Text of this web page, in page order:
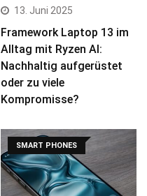
13. Juni 2025
Framework Laptop 13 im
Alltag mit Ryzen AI:
Nachhaltig aufgerüstet
oder zu viele
Kompromisse?
SMART PHONES